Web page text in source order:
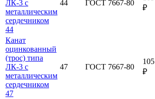
ЛК-3 с
металлическим
сердечником
44
44 ГОСТ 7667-80
₽
Канат
оцинкованный
(трос) типа
ЛК-3 с
металлическим
сердечником
47
47 ГОСТ 7667-80
105
₽